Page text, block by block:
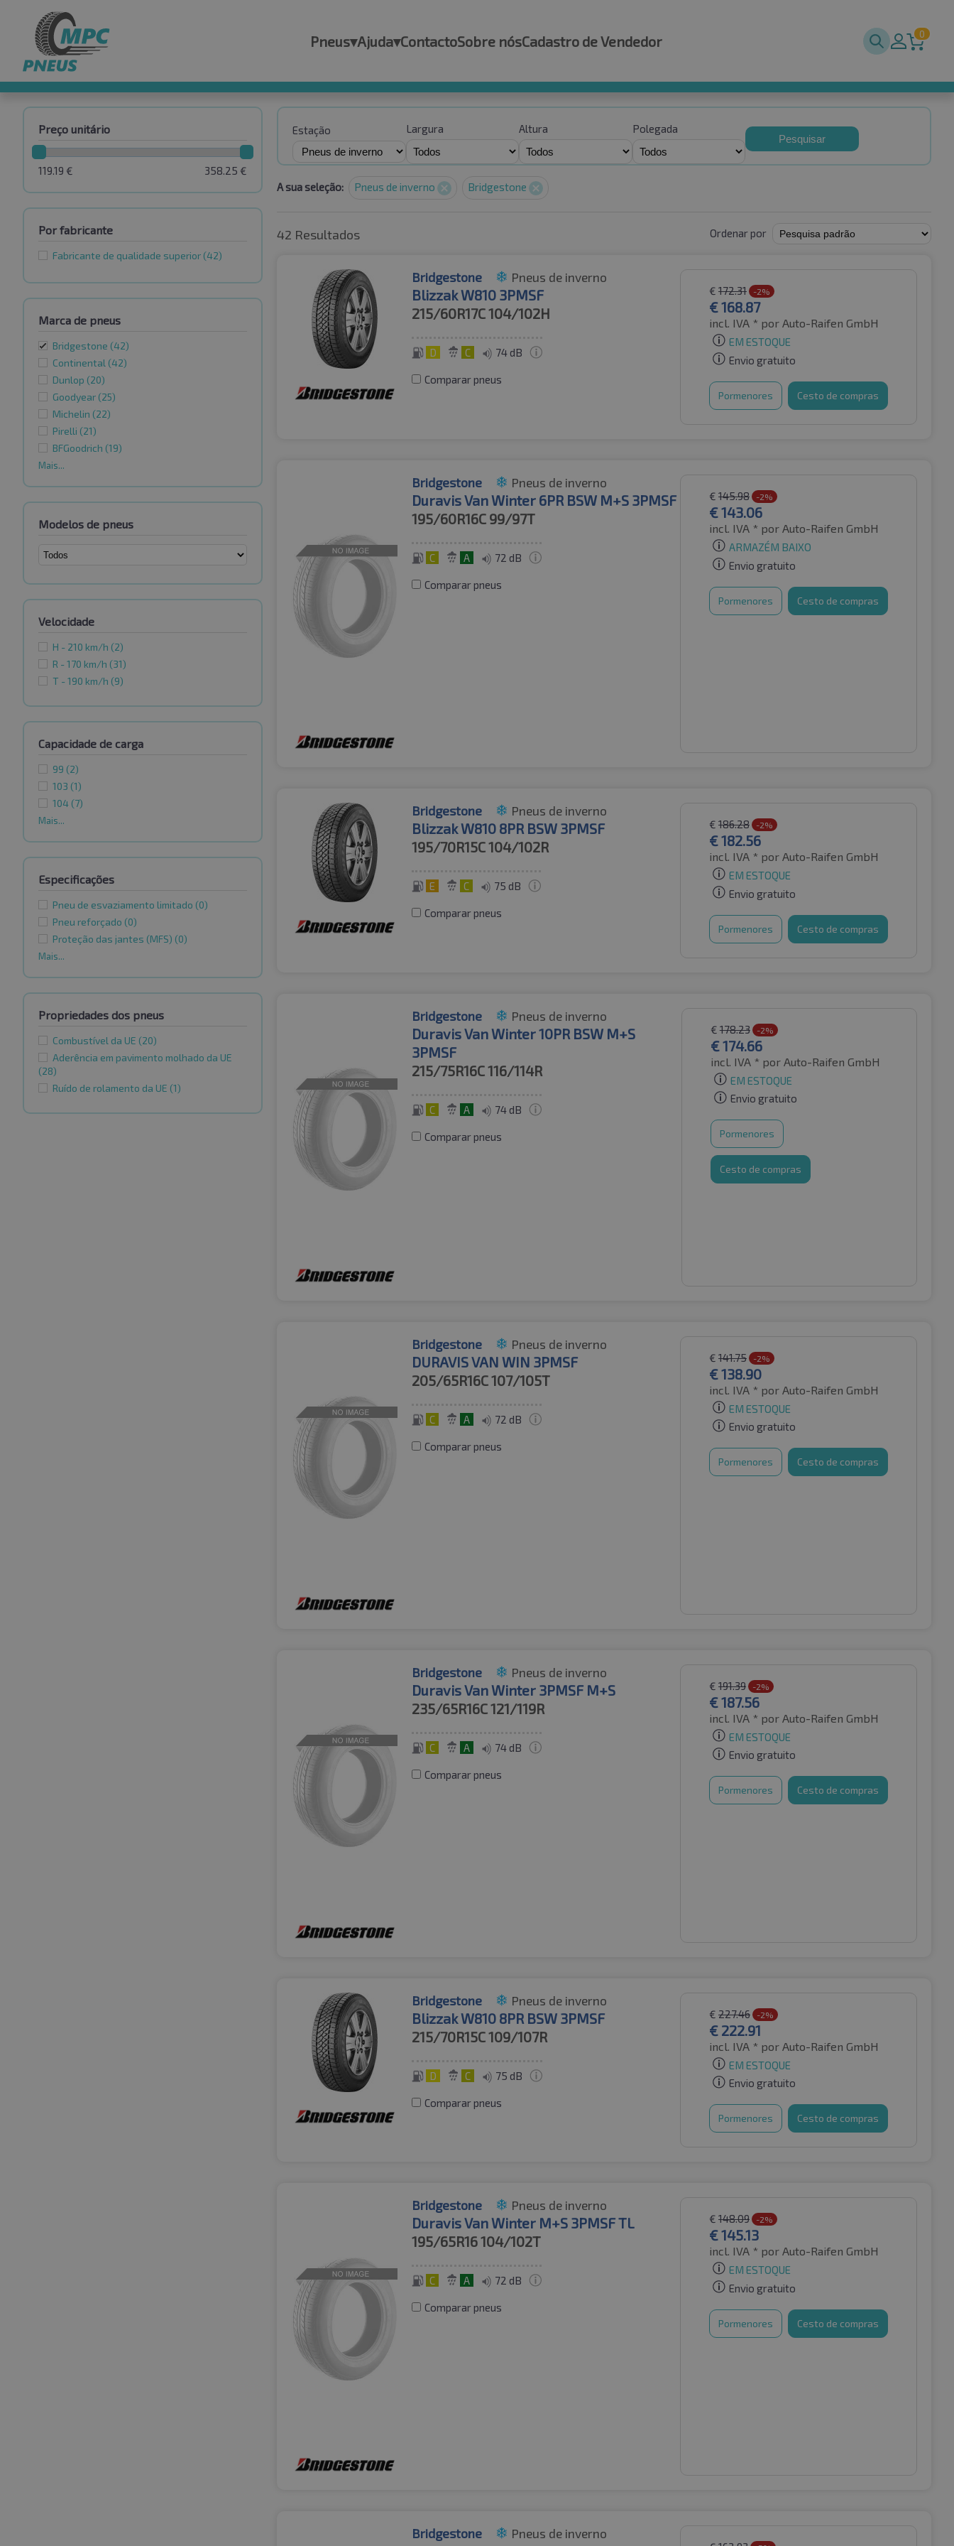
Pneus▾Ajuda▾ContactoSobre nósCadastro de Vendedor 0
Preço unitário
358.25 €
119.19 €
Por fabricante
Fabricante de qualidade superior (42)
Marca de pneus
Bridgestone (42)
Continental (42)
Dunlop (20)
Goodyear (25)
Michelin (22)
Pirelli (21)
BFGoodrich (19)
Mais...
Modelos de pneus
Velocidade
H - 210 km/h (2)
R - 170 km/h (31)
T - 190 km/h (9)
Capacidade de carga
99 (2)
103 (1)
104 (7)
Mais...
Especificações
Pneu de esvaziamento limitado (0)
Pneu reforçado (0)
Proteção das jantes (MFS) (0)
Mais...
Propriedades dos pneus
Combustível da UE (20)
Aderência em pavimento molhado da UE
(28)
Ruído de rolamento da UE (1)
Estação Largura Altura Polegada
Pesquisar
A sua seleção: Pneus de inverno Bridgestone
42 Resultados Ordenar por
Bridgestone Pneus de inverno
Blizzak W810 3PMSF
215/60R17C104/102H
D C 74 dB
Comparar pneus
€ 172.31 -2%
€168.87
incl. IVA * por Auto-Raifen GmbH
EM ESTOQUE
Envio gratuito
Pormenores Cesto de compras
Bridgestone Pneus de inverno
Duravis Van Winter 6PR BSW M+S 3PMSF
195/60R16C 99/97T
C A 72 dB
Comparar pneus
€ 145.98 -2%
€143.06
incl. IVA * por Auto-Raifen GmbH
ARMAZÉM BAIXO
Envio gratuito
Pormenores Cesto de compras
Bridgestone Pneus de inverno
Blizzak W810 8PR BSW 3PMSF
195/70R15C104/102R
E C 75 dB
Comparar pneus
€ 186.28 -2%
€182.56
incl. IVA * por Auto-Raifen GmbH
EM ESTOQUE
Envio gratuito
Pormenores Cesto de compras
Bridgestone Pneus de inverno
Duravis Van Winter 10PR BSW M+S
3PMSF
215/75R16C116/114R
C A 74 dB
Comparar pneus
€ 178.23 -2%
€174.66
incl. IVA * por Auto-Raifen GmbH
EM ESTOQUE
Envio gratuito
Pormenores
Cesto de compras
Bridgestone Pneus de inverno
DURAVIS VAN WIN 3PMSF
205/65R16C107/105T
C A 72 dB
Comparar pneus
€ 141.75 -2%
€138.90
incl. IVA * por Auto-Raifen GmbH
EM ESTOQUE
Envio gratuito
Pormenores Cesto de compras
Bridgestone Pneus de inverno
Duravis Van Winter 3PMSF M+S
235/65R16C121/119R
C A 74 dB
Comparar pneus
€ 191.39 -2%
€187.56
incl. IVA * por Auto-Raifen GmbH
EM ESTOQUE
Envio gratuito
Pormenores Cesto de compras
Bridgestone Pneus de inverno
Blizzak W810 8PR BSW 3PMSF
215/70R15C109/107R
D C 75 dB
Comparar pneus
€ 227.46 -2%
€ 222.91
incl. IVA * por Auto-Raifen GmbH
EM ESTOQUE
Envio gratuito
Pormenores Cesto de compras
Bridgestone Pneus de inverno
Duravis Van Winter M+S 3PMSF TL
195/65R16104/102T
C A 72 dB
Comparar pneus
€ 148.09 -2%
€145.13
incl. IVA * por Auto-Raifen GmbH
EM ESTOQUE
Envio gratuito
Pormenores Cesto de compras
Bridgestone Pneus de inverno